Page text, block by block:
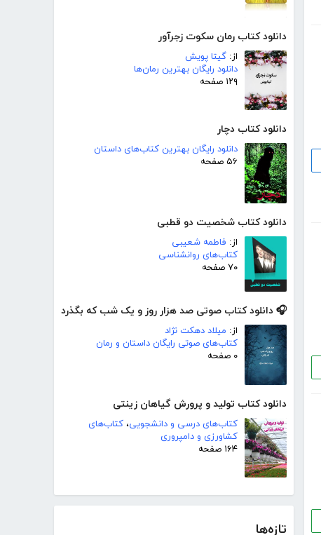
دانلود کتاب رمان سکوت زجرآور
از: گیتا پویش
دانلود رایگان بهترین رمان‌ها
۱۲۹ صفحه
دانلود کتاب دچار
دانلود رایگان بهترین کتاب‌های داستان
۵۶ صفحه
دانلود کتاب شخصیت دو قطبی
از: فاطمه شعیبی
کتاب‌های روانشناسی
۷۰ صفحه
🎧 دانلود کتاب صوتی صد هزار روز و یک شب که بگذرد
از: میلاد دهکت نژاد
کتاب‌های صوتی رایگان داستان و رمان
۰ صفحه
دانلود کتاب تولید و پرورش گیاهان زینتی
کتاب‌های درسی و دانشجویی، کتاب‌های
کشاورزی و دامپروری
۱۶۴ صفحه
تازه‌ها